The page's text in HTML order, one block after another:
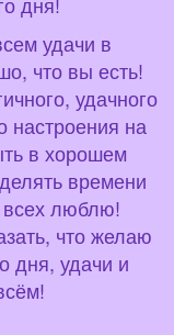
удачи в
что вы есть!
удачного
настроения на
в хорошем
времени
люблю!
что желаю
дня, удачи и